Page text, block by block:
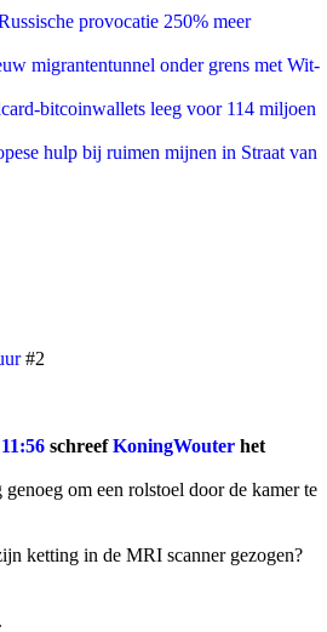
provocatie 250% meer
migrantentunnel onder grens met Wit-
bitcoinwallets leeg voor 114 miljoen
hulp bij ruimen mijnen in Straat van
#2
schreefKoningWouter het
om een rolstoel door de kamer te
ketting in de MRI scanner gezogen?